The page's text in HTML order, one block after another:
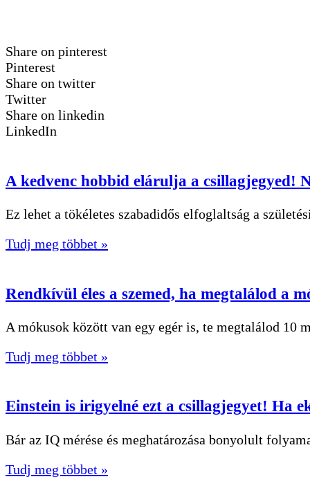
Share on pinterest
Pinterest
Share on twitter
Twitter
Share on linkedin
LinkedIn
A kedvenc hobbid elárulja a csillagjegyed!
Ez lehet a tökéletes szabadidős elfoglaltság a
Tudj meg többet »
Rendkívül éles a szemed, ha megtalálod a
A mókusok között van egy egér is, te megtalálod 10
Tudj meg többet »
Einstein is irigyelné ezt a csillagjegyet! Ha
Bár az IQ mérése és meghatározása bonyolult
Tudj meg többet »